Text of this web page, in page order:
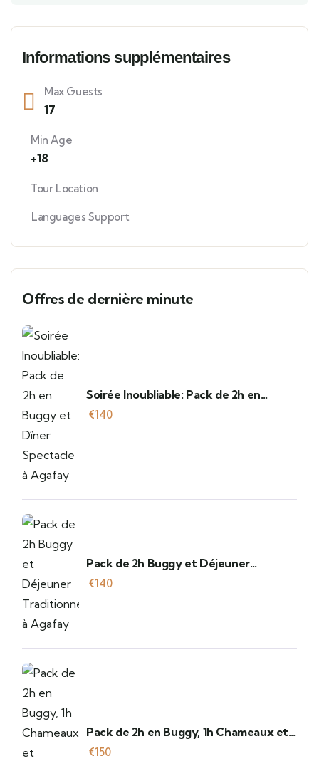
Informations supplémentaires
Max Guests
17
Min Age
+18
Tour Location
Languages Support
Offres de dernière minute
Soirée Inoubliable: Pack de 2h en
Buggy et Dîner Spectacle à Agafay
€140
Pack de 2h Buggy et Déjeuner
Traditionnel à Agafay
€140
Pack de 2h en Buggy, 1h Chameaux et
Déjeuner au Désert d'Agafay
€150